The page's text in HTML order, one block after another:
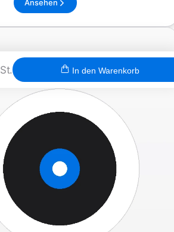
Ansehen
St. In den Warenkorb